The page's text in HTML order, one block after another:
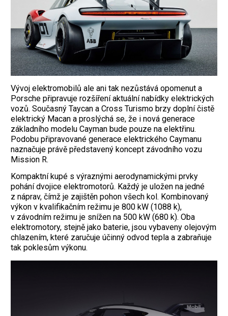
Vývoj elektromobilů ale ani tak nezůstává opomenut a
Porsche připravuje rozšíření aktuální nabídky elektrických
vozů. Současný Taycan a Cross Turismo brzy doplní čistě
elektrický Macan a proslýchá se, že i nová generace
základního modelu Cayman bude pouze na elektřinu.
Podobu připravované generace elektrického Caymanu
naznačuje právě představený koncept závodního vozu
Mission R.
Kompaktní kupé s výraznými aerodynamickými prvky
pohání dvojice elektromotorů. Každý je uložen na jedné
z náprav, čímž je zajištěn pohon všech kol. Kombinovaný
výkon v kvalifikačním režimu je 800 kW (1088 k),
v závodním režimu je snížen na 500 kW (680 k). Oba
elektromotory, stejně jako baterie, jsou vybaveny olejovým
chlazením, které zaručuje účinný odvod tepla a zabraňuje
tak poklesům výkonu.